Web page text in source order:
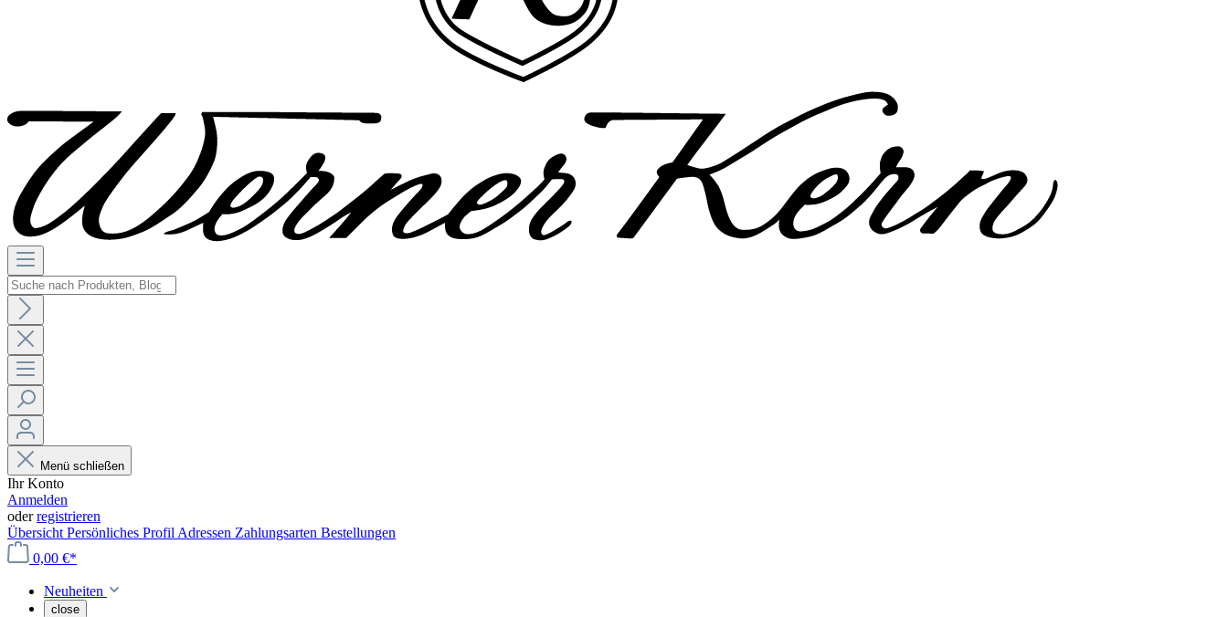
Menü schließen
Ihr Konto
Anmelden
oderregistrieren
Übersicht Persönliches Profil Adressen Zahlungsarten Bestellungen
0,00 €*
Neuheiten
close